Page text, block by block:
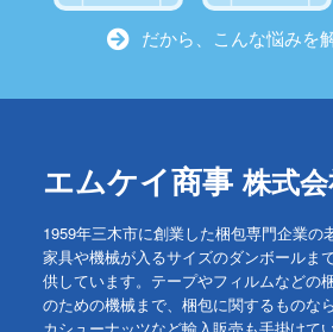
だから、こんな悩みを
エムケイ商事 株式
1959年三木市に創業した梱包専門企業の
家具や機械が入るサイズのダンボールま
供しています。テープやフィルムなどの
のための機械まで、梱包に関するものな
カシューナッツなど輸入販売も手掛けて